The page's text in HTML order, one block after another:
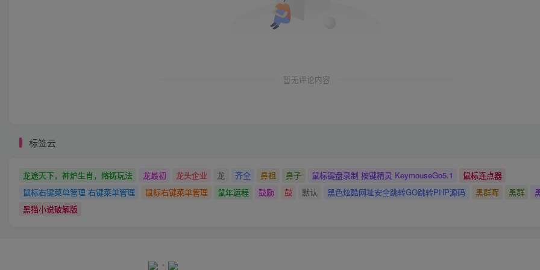
暂无评论内容
标签云
龙途天下，神炉生肖，熔铸玩法 龙最初 龙头企业 龙 齐全 鼻祖 鼻子 鼠标键盘录制 按键精灵 KeymouseGo5.1
鼠标连点器
鼠标右键菜单管理 右键菜单管理
鼠标右键菜单管理 鼠年运程 鼓励 鼓 默认 黑色炫酷网址安全跳转GO跳转PHP源码 黑群晖 黑群
黑猫小说破解版